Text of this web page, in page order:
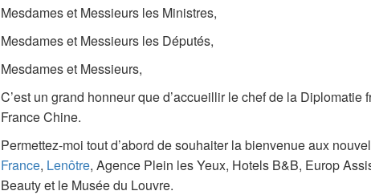
Mesdames et Messieurs les Ministres,
Mesdames et Messieurs les Députés,
Mesdames et Messieurs,
C’est un grand honneur que d’accueillir le chef de la
France Chine.
Permettez-moi tout d’abord de souhaiter la bienvenue aux
France, Lenôtre, Agence Plein les Yeux, Hotels B&B, Europ
Beauty et le Musée du Louvre.